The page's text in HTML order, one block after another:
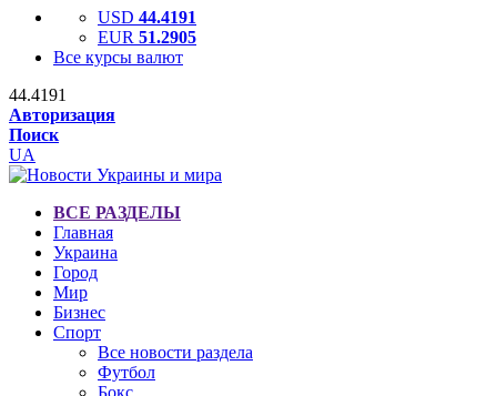
USD 44.4191
EUR 51.2905
Все курсы валют
44.4191
Авторизация
Поиск
UA
ВСЕ РАЗДЕЛЫ
Главная
Украина
Город
Мир
Бизнес
Спорт
Все новости раздела
Футбол
Бокс